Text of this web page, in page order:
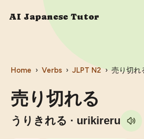
AI Japanese Tutor
Home › Verbs › JLPT N2 › 売り切れ
売り切れる
うりきれる · urikireru